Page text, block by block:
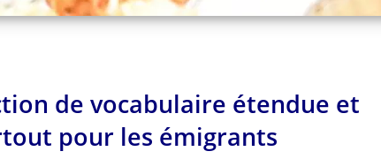
de vocabulaire étendue et
pour les émigrants